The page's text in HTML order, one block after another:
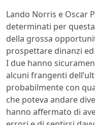
Lando Norris e Oscar
determinati per
della grossa
prospettare dinanzi
I due hanno
alcuni frangenti
probabilmente con
che poteva andare
hanno affermato di